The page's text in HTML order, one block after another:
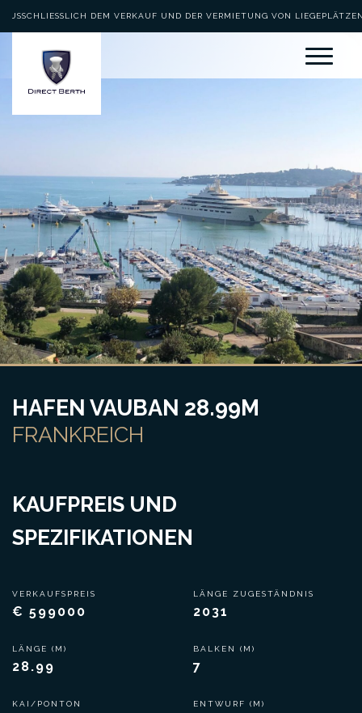
AUSSCHLIESSLICH DEM VERKAUF UND DER VERMIETUNG VON LIEGEPLÄTZEN
HAFEN VAUBAN 28.99M
FRANKREICH
KAUFPREIS UND
SPEZIFIKATIONEN
VERKAUFSPREIS
€ 599000
LÄNGE (M)
28.99
KAI/PONTON
LÄNGE ZUGESTÄNDNIS
2031
BALKEN (M)
7
ENTWURF (M)